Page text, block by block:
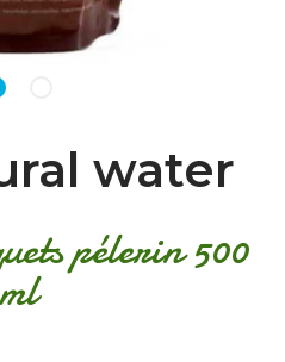
water
pélerin 500
ml